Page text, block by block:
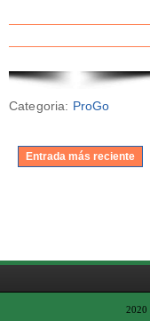
Categoria: ProGo
Entrada más reciente
2020